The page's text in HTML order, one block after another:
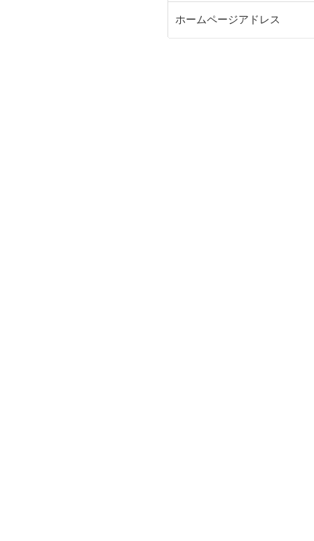
ホームページアドレス